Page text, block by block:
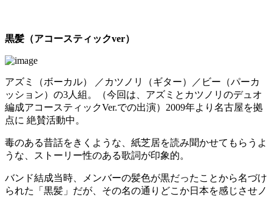
黒髪（アコースティックver）
アズミ（ボーカル） ／カツノリ（ギター）／ビー（パーカ
ッション）の3人組。（今回は、アズミとカツノリのデュオ
編成アコースティックVer.での出演）2009年より名古屋を拠
点に 絶賛活動中。
毒のある昔話をきくような、紙芝居を読み聞かせてもらうよ
うな、ストーリー性のある歌詞が印象的。
バンド結成当時、メンバーの髪色が黒だったことから名づけ
られた「黒髪」だが、その名の通りどこか日本を感じさせノ